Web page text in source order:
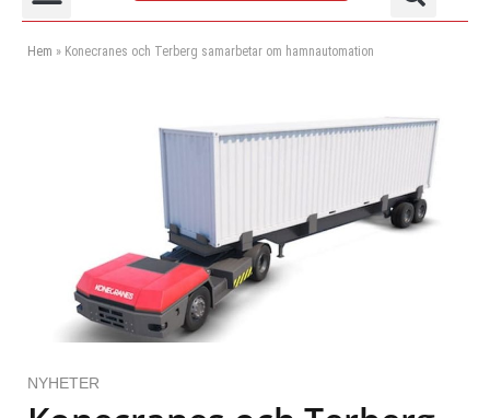
Hem » Konecranes och Terberg samarbetar om hamnautomation
NYHETER